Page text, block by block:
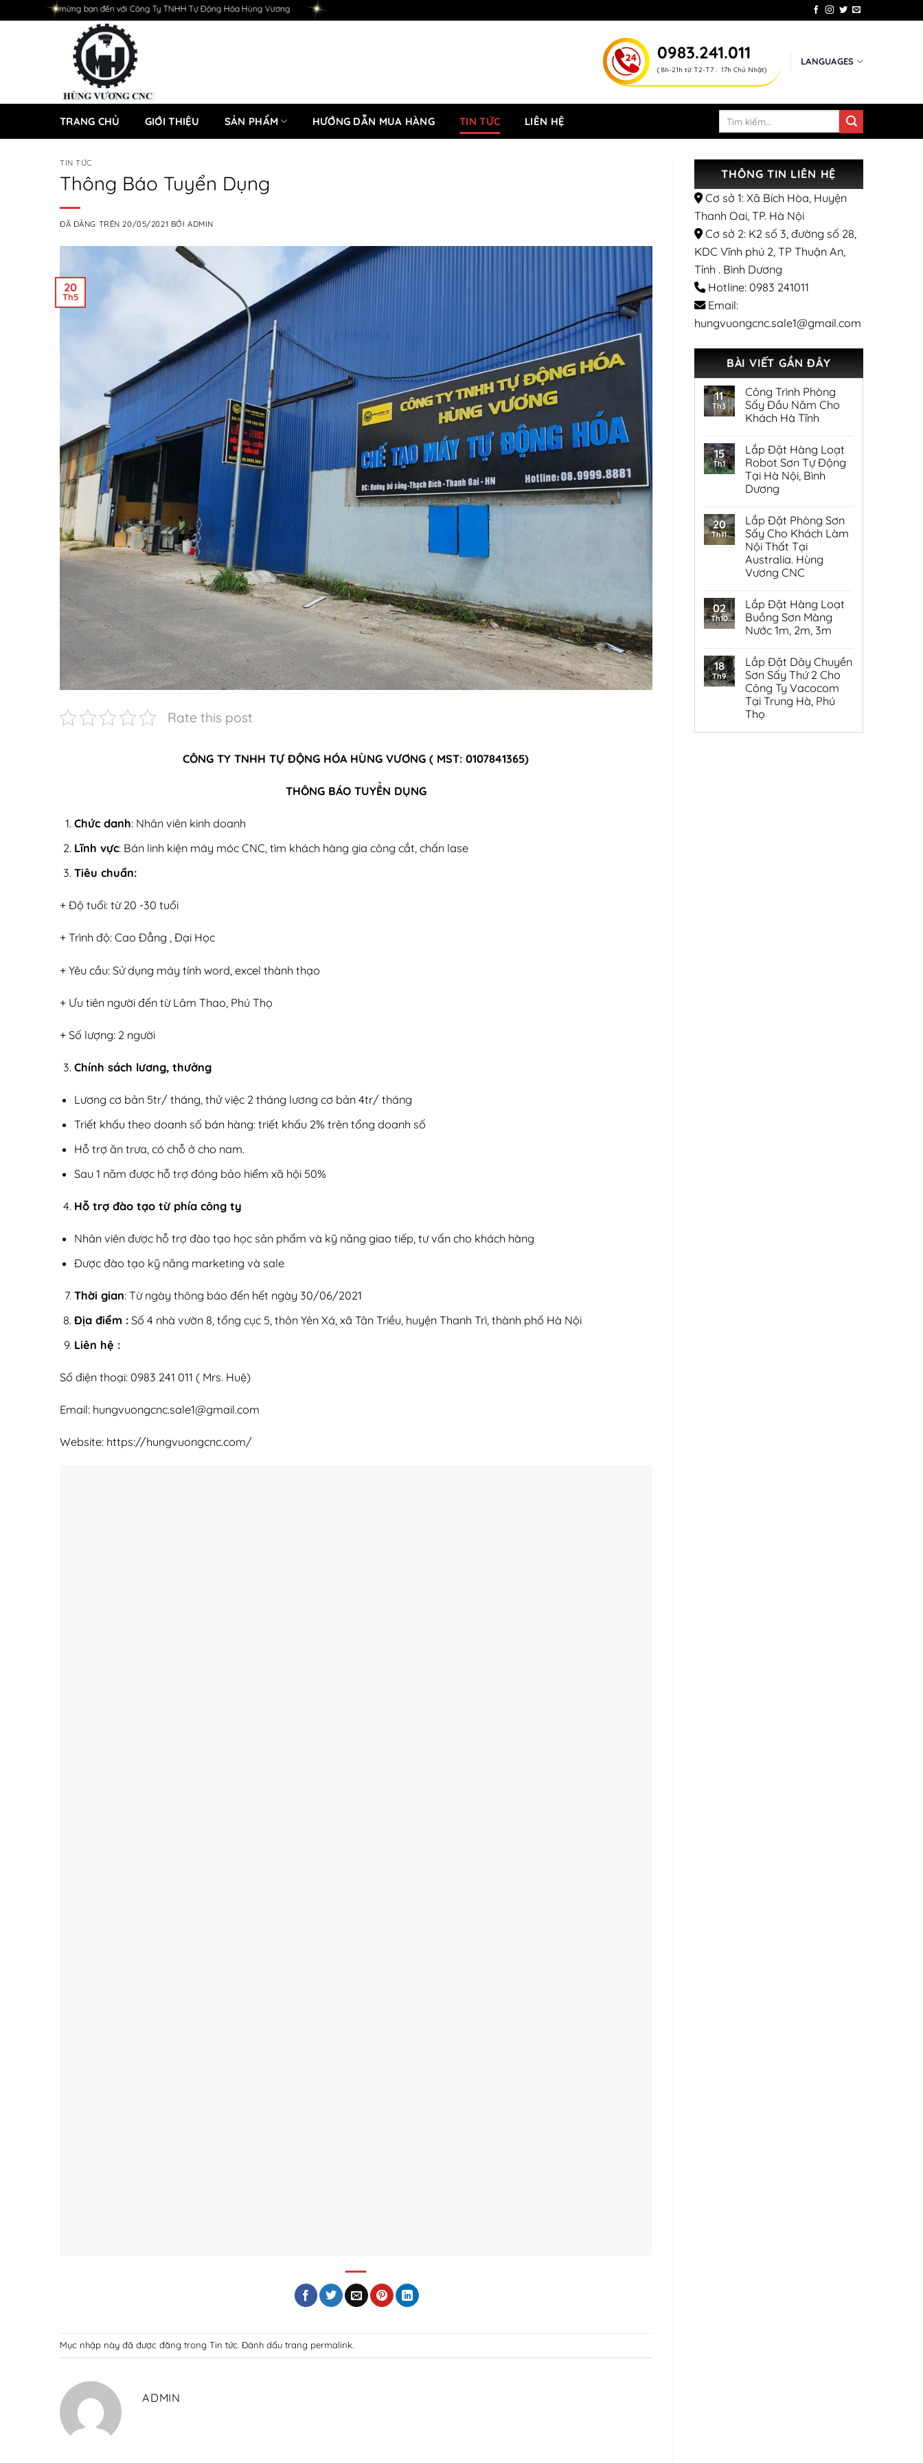
mừng bạn đến với Công Ty TNHH Tự Động Hóa Hùng Vương
0983.241.011
( 8h-21h từ T2-T7 : 17h Chủ Nhật)
LANGUAGES
TRANG CHỦ GIỚI THIỆU SẢN PHẨM HƯỚNG DẪN MUA HÀNG TIN TỨC LIÊN HỆ
kiếm:
TIN TỨC
Thông Báo Tuyển Dụng
ĐÃ ĐĂNG TRÊN20/05/2021 BỞIADMIN
20
Th5
Rate this post
CÔNG TY TNHH TỰ ĐỘNG HÓA HÙNG VƯƠNG ( MST: 0107841365)
THÔNG BÁO TUYỂN DỤNG
Chức danh: Nhân viên kinh doanh
Lĩnh vực: Bán linh kiện máy móc CNC, tìm khách hàng gia công cắt, chấn lase
Tiêu chuẩn:
+ Độ tuổi: từ 20 -30 tuổi
+ Trình độ: Cao Đẳng , Đại Học
+ Yêu cầu: Sử dụng máy tính word, excel thành thạo
+ Ưu tiên người đến từ Lâm Thao, Phú Thọ
+ Số lượng: 2 người
Chính sách lương, thưởng
Lương cơ bản 5tr/ tháng, thử việc 2 tháng lương cơ bản 4tr/ tháng
Triết khấu theo doanh số bán hàng: triết khấu 2% trên tổng doanh số
Hỗ trợ ăn trưa, có chỗ ở cho nam.
Sau 1 năm được hỗ trợ đóng bảo hiểm xã hội 50%
Hỗ trợ đào tạo từ phía công ty
Nhân viên được hỗ trợ đào tạo học sản phẩm và kỹ năng giao tiếp, tư vấn cho khách hàng
Được đào tạo kỹ năng marketing và sale
Thời gian: Từ ngày thông báo đến hết ngày 30/06/2021
Địa điểm : Số 4 nhà vườn 8, tổng cục 5, thôn Yên Xá, xã Tân Triều, huyện Thanh Trì, thành phố Hà Nội
Liên hệ :
Số điện thoại: 0983 241 011 ( Mrs. Huệ)
Email: hungvuongcnc.sale1@gmail.com
Website: https://hungvuongcnc.com/
Mục nhập này đã được đăng trong Tin tức. Đánh dấu trang permalink.
ADMIN
THÔNG TIN LIÊN HỆ
Cơ sở 1: Xã Bích Hòa, Huyện
Thanh Oai, TP. Hà Nội
Cơ sở 2: K2 số 3, đường số 28,
KDC Vĩnh phú 2, TP Thuận An,
Tỉnh . Bình Dương
Hotline: 0983 241011
Email:
hungvuongcnc.sale1@gmail.com
BÀI VIẾT GẦN ĐÂY
11
Th3
Công Trình Phòng
Sấy Đầu Năm Cho
Khách Hà Tĩnh
15
Th1
Lắp Đặt Hàng Loạt
Robot Sơn Tự Động
Tại Hà Nội, Bình
Dương
20
Th11
Lắp Đặt Phòng Sơn
Sấy Cho Khách Làm
Nội Thất Tại
Australia. Hùng
Vương CNC
02
Th10
Lắp Đặt Hàng Loạt
Buồng Sơn Màng
Nước 1m, 2m, 3m
18
Th9
Lắp Đặt Dây Chuyền
Sơn Sấy Thứ 2 Cho
Công Ty Vacocom
Tại Trung Hà, Phú
Thọ